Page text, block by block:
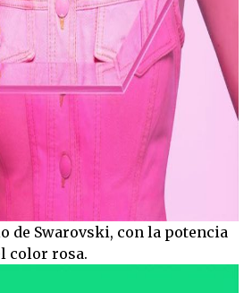
de Swarovski, con la potencia
color rosa.